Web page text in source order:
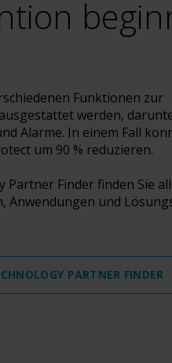
Funktionen zur
werden,
Alarme. In einem Fall
um 90 % reduzieren.
Partner Finder finden Sie
Anwendungen und
PARTNER FINDER